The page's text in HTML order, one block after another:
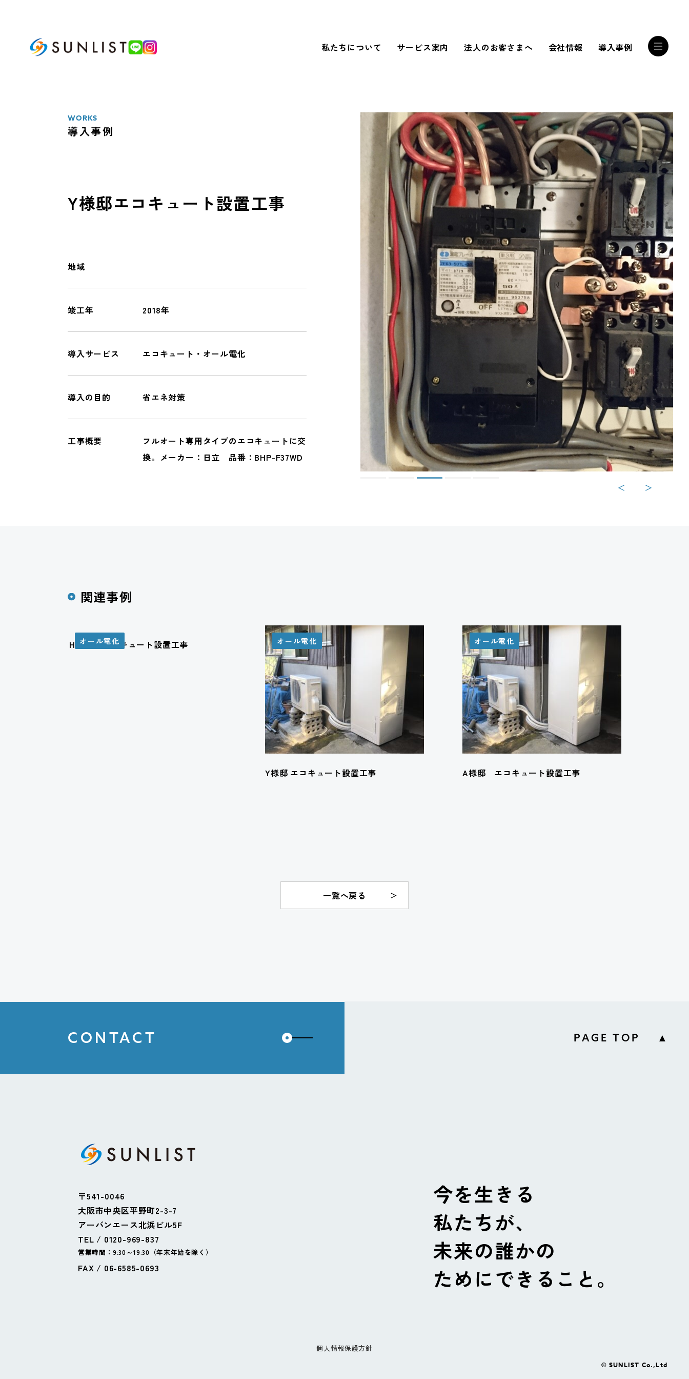
私たちについて サービス案内 法人のお客さまへ 会社情報 導入事例
蓄電池システム
COMPANY
our SDGs
誰かを幸せにする
サンリストの技術
RECRUIT INTERVIEW
私たちは
こんな会社です!
Sun List RECRUITMENT
WORKS
導入事例
Y様邸エコキュート設置工事
＜ ＞
地域
竣工年 2018年
導入サービス エコキュート・オール電化
導入の目的 省エネ対策
工事概要
フルオート専用タイプのエコキュートに交
換。メーカー：日立 品番：BHP-F37WD
関連事例
オール電化
Ｈ様邸 エコキュート設置工事 オール電化
Y様邸 エコキュート設置工事
オール電化
A様邸 エコキュート設置工事
一覧へ戻る
CONTACT PAGE TOP ▲
〒541-0046
大阪市中央区平野町2-3-7
アーバンエース北浜ビル5F
TEL / 0120-969-837
営業時間：9:30～19:30（年末年始を除く）
FAX / 06-6585-0693
今を生きる
私たちが、
未来の誰かの
ためにできること。
個人情報保護方針
© SUNLIST Co.,Ltd